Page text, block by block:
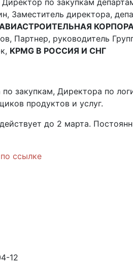
по закупкам
Заместитель директора,
Партнер, руководитель
KPMG В РОССИЯ И СНГ
закупкам, Директора по
продуктов и услуг.
до 2 марта.
ссылке
12